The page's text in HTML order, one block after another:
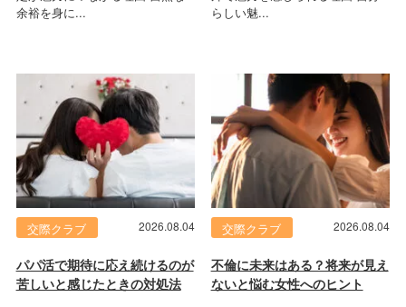
余裕を身に...
らしい魅...
交際クラブ 2026.08.04
パパ活で期待に応え続けるのが
苦しいと感じたときの対処法
交際クラブ 2026.08.04
不倫に未来はある？将来が見え
ないと悩む女性へのヒント